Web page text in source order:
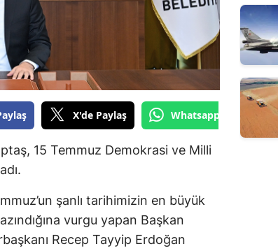
Çankırı
Çorum
Diyarbakır
Edirne
Elazığ
Erzurum
Eskişehir
X'de Paylaş Whatsapp'tan Gönder
15 Temmuz Demokrasi ve Milli
şanlı tarihimizin en büyük
vurgu yapan Başkan
Recep Tayyip Erdoğan